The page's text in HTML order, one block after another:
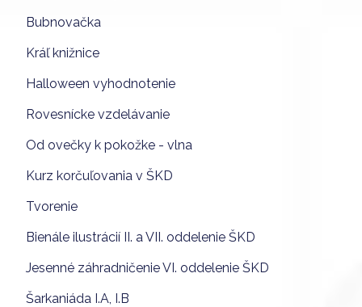
Bubnovačka
Kráľ knižnice
Halloween vyhodnotenie
Rovesnícke vzdelávanie
Od ovečky k pokožke - vlna
Kurz korčuľovania v ŠKD
Tvorenie
Bienále ilustrácií II. a VII. oddelenie ŠKD
Jesenné záhradničenie VI. oddelenie ŠKD
Šarkaniáda I.A, I.B